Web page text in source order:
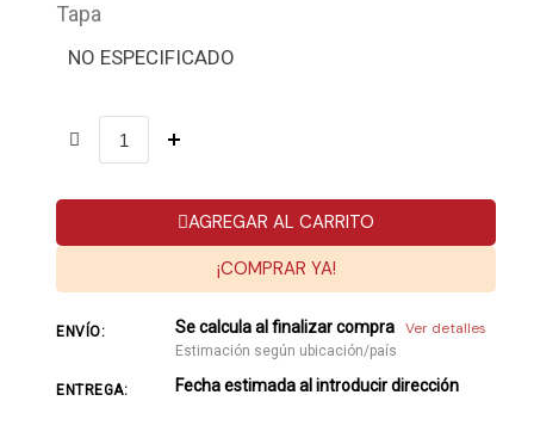
Tapa
NO ESPECIFICADO
AGREGAR AL CARRITO
¡COMPRAR YA!
ENVÍO: Se calcula al finalizar compra Ver detalles
Estimación según ubicación/país
ENTREGA: Fecha estimada al introducir dirección